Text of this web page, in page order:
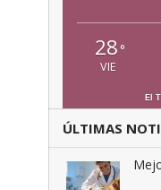
28 °
VIE
El
ÚLTIMAS